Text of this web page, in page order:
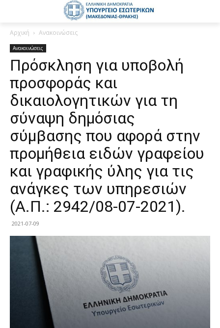
Αρχική Ανακοινώσεις
Ανακοινώσεις
Πρόσκληση για υποβολή
προσφοράς και
δικαιολογητικών για τη
σύναψη δημόσιας
σύμβασης που αφορά στην
προμήθεια ειδών γραφείου
και γραφικής ύλης για τις
ανάγκες των υπηρεσιών
(Α.Π.: 2942/08-07-2021).
2021-07-09